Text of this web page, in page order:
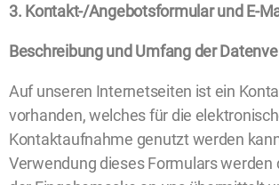
3. Kontakt-/Angebotsformular und E-
Beschreibung und Umfang der
Auf unseren Internetseiten ist ein
vorhanden, welches für die
Kontaktaufnahme genutzt werden
Verwendung dieses Formulars werden